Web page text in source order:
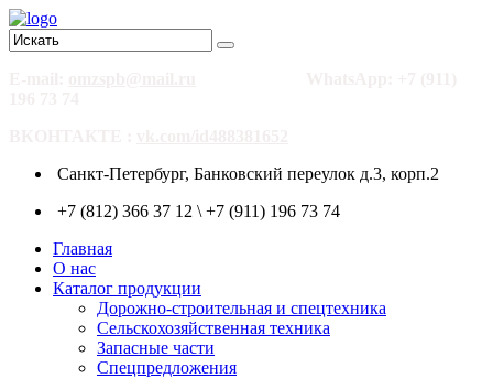
Санкт-Петербург, Банковский переулок д.3, корп.2
+7 (812) 366 37 12 \ +7 (911) 196 73 74
Главная
О нас
Каталог продукции
Дорожно-строительная и спецтехника
Сельскохозяйственная техника
Запасные части
Спецпредложения